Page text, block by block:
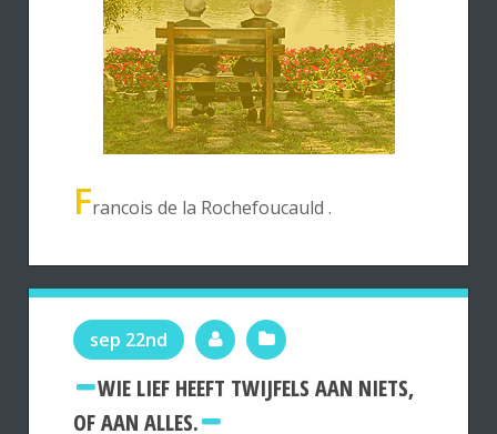
Francois de la Rochefoucauld .
sep 22nd
WIE LIEF HEEFT TWIJFELS AAN NIETS,
OF AAN ALLES.